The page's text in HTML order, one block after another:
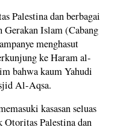
Palestina dan berbagai
Gerakan Islam (Cabang
menghasut
ke Haram al-
bahwa kaum Yahudi
Al-Aqsa.
kasasan seluas
Palestina dan